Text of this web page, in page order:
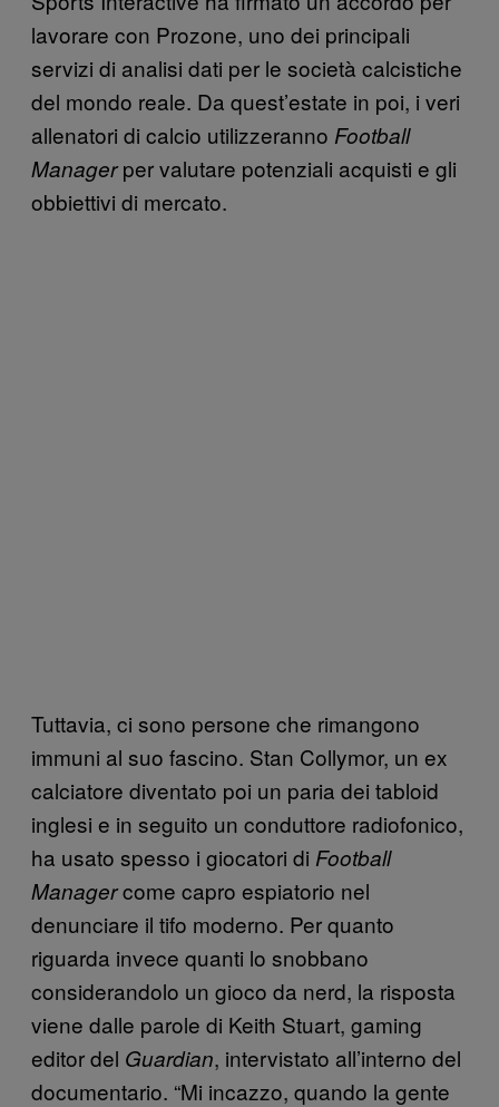
lavorare con Prozone, uno dei principali
servizi di analisi dati per le società calcistiche
del mondo reale. Da quest’estate in poi, i veri
allenatori di calcio utilizzeranno Football
Managerper valutare potenziali acquisti e gli
obbiettivi di mercato.
Tuttavia, ci sono persone che rimangono
immuni al suo fascino. Stan Collymor, un ex
calciatore diventato poi un paria dei tabloid
inglesi e in seguito un conduttore radiofonico,
ha usato spesso i giocatori di Football
Managercome capro espiatorio nel
denunciare il tifo moderno. Per quanto
riguarda invece quanti lo snobbano
considerandolo un gioco da nerd, la risposta
viene dalle parole di Keith Stuart, gaming
editor del Guardian, intervistato all’interno del
documentario. “Mi incazzo, quando la gente